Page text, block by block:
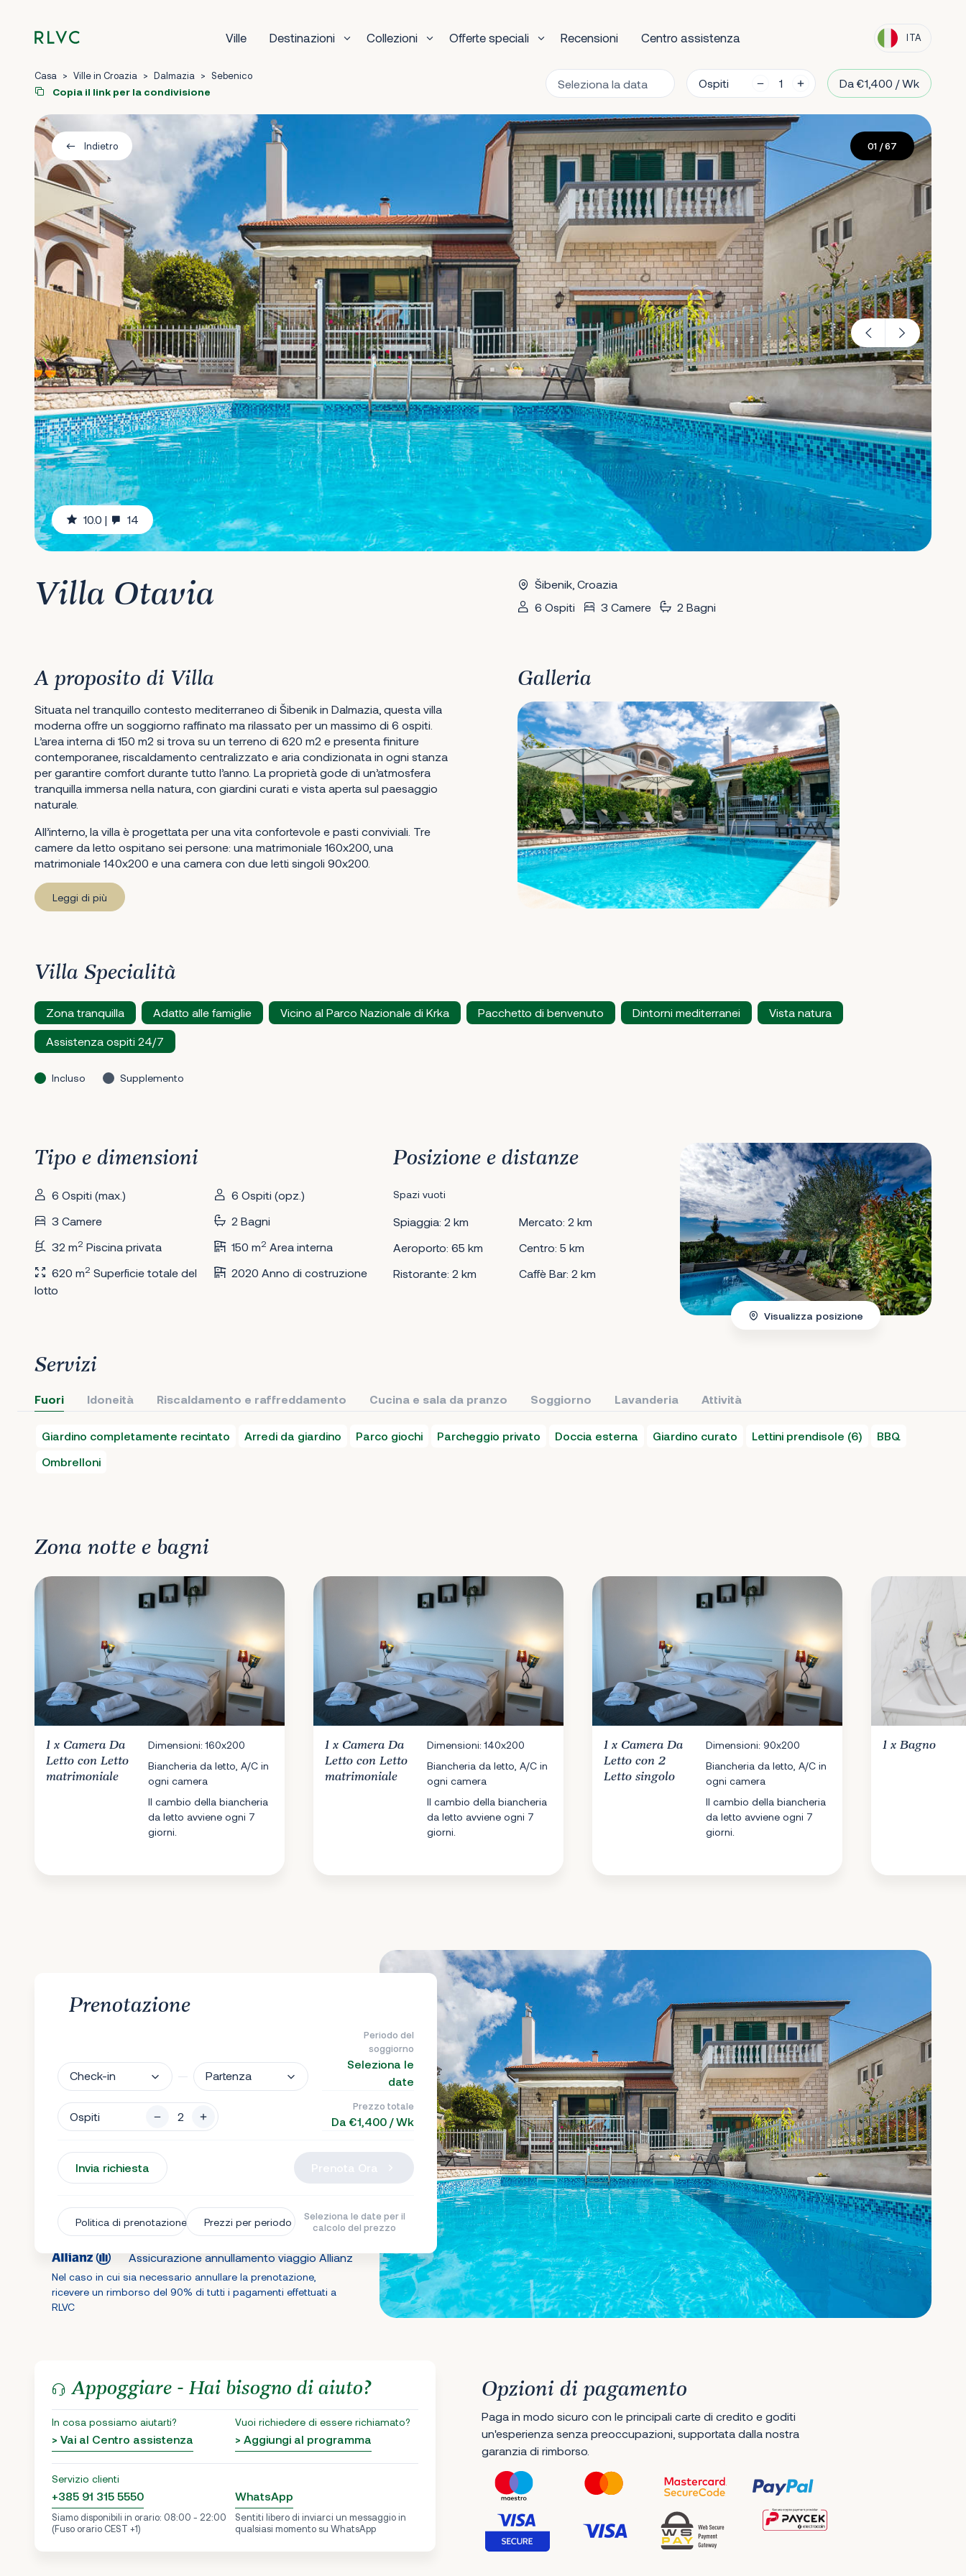
Ville Destinazioni Collezioni Offerte speciali Recensioni Centro assistenza ITA
Casa > Ville in Croazia > Dalmazia > Sebenico
Copia il link per la condivisione
Ospiti Da €1,400 / Wk
Indietro
10.0 | 14
01 / 67
Villa Otavia
Šibenik, Croazia
6 Ospiti
3 Camere 2 Bagni
A proposito di Villa
Situata nel tranquillo contesto mediterraneo di Šibenik in Dalmazia, questa villa
moderna offre un soggiorno raffinato ma rilassato per un massimo di 6 ospiti.
L’area interna di 150 m2 si trova su un terreno di 620 m2 e presenta finiture
contemporanee, riscaldamento centralizzato e aria condizionata in ogni stanza
per garantire comfort durante tutto l’anno. La proprietà gode di un’atmosfera
tranquilla immersa nella natura, con giardini curati e vista aperta sul paesaggio
naturale.
All’interno, la villa è progettata per una vita confortevole e pasti conviviali. Tre
camere da letto ospitano sei persone: una matrimoniale 160x200, una
matrimoniale 140x200 e una camera con due letti singoli 90x200.
Leggi di più
Galleria
Villa Specialità
Zona tranquilla Adatto alle famiglie Vicino al Parco Nazionale di Krka Pacchetto di benvenuto Dintorni mediterranei Vista natura
Assistenza ospiti 24/7
Incluso Supplemento
Tipo e dimensioni
6 Ospiti (max.)
6 Ospiti (opz.)
3 Camere
2 Bagni
32 m2 Piscina privata 150 m2 Area interna
620 m2 Superficie totale del
lotto
2020 Anno di costruzione
Posizione e distanze
Spazi vuoti
Spiaggia: 2 km
Mercato: 2 km
Aeroporto: 65 km
Centro: 5 km
Ristorante: 2 km
Caffè Bar: 2 km
Visualizza posizione
Servizi
Fuori Idoneità Riscaldamento e raffreddamento Cucina e sala da pranzo Soggiorno Lavanderia Attività
Giardino completamente recintato Arredi da giardino Parco giochi Parcheggio privato Doccia esterna Giardino curato Lettini prendisole (6)
BBQ
Ombrelloni
Zona notte e bagni
1 x Camera Da
Letto con Letto
matrimoniale
Dimensioni: 160x200
Biancheria da letto, A/C in
ogni camera
Il cambio della biancheria
da letto avviene ogni 7
giorni.
1 x Camera Da
Letto con Letto
matrimoniale
Dimensioni: 140x200
Biancheria da letto, A/C in
ogni camera
Il cambio della biancheria
da letto avviene ogni 7
giorni.
1 x Camera Da
Letto con 2
Letto singolo
Dimensioni: 90x200
Biancheria da letto, A/C in
ogni camera
Il cambio della biancheria
da letto avviene ogni 7
giorni.
1 x Bagno
Prenotazione
Check-in Partenza
Periodo del
soggiorno
Seleziona le
date
Ospiti
Prezzo totale
Da €1,400 / Wk
Invia richiesta
Politica di prenotazione Prezzi per periodo
Seleziona le date per il
calcolo del prezzo
Assicurazione annullamento viaggio Allianz
Nel caso in cui sia necessario annullare la prenotazione,
ricevere un rimborso del 90% di tutti i pagamenti effettuati a
RLVC
Appoggiare - Hai bisogno di aiuto?
In cosa possiamo aiutarti?
> Vai al Centro assistenza
Vuoi richiedere di essere richiamato?
> Aggiungi al programma
Servizio clienti
+385 91 315 5550
Siamo disponibili in orario: 08:00 - 22:00
(Fuso orario CEST +1)
WhatsApp
Sentiti libero di inviarci un messaggio in
qualsiasi momento su WhatsApp
Opzioni di pagamento
Paga in modo sicuro con le principali carte di credito e goditi
un'esperienza senza preoccupazioni, supportata dalla nostra
garanzia di rimborso.